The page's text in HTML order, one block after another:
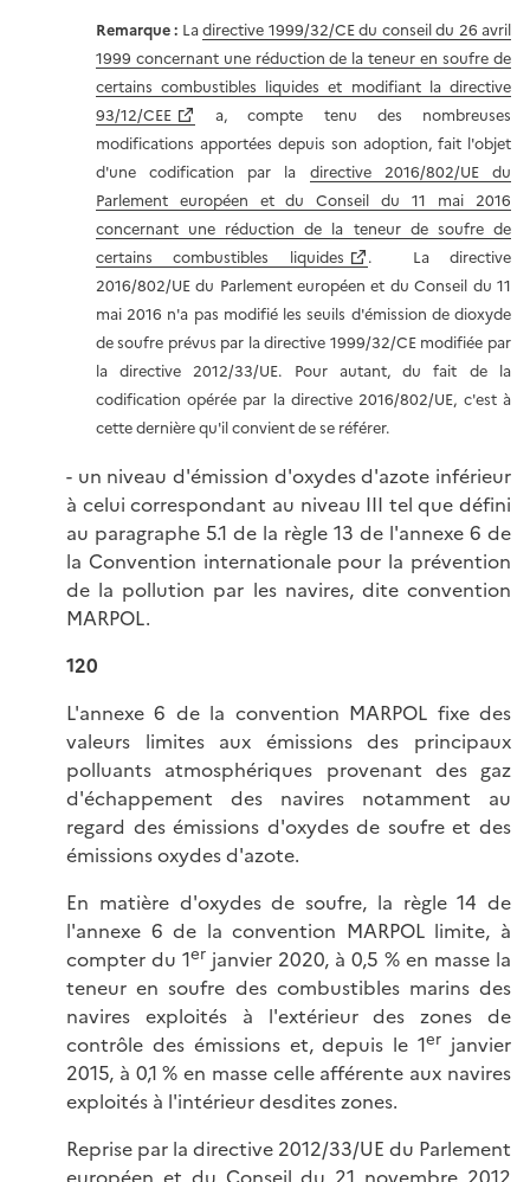
Remarque : Ladirective 1999/32/CE du conseil du 26 avril
1999 concernant une réduction de la teneur en soufre de
certains combustibles liquides et modifiant la directive
93/12/CEE
a, compte tenu des nombreuses
modifications apportées depuis son adoption, fait l'objet
d'une codification par la directive 2016/802/UE du
Parlement européen et du Conseil du 11 mai 2016
concernant une réduction de la teneur de soufre de
certains combustibles liquides
. La directive
2016/802/UE du Parlement européen et du Conseil du 11
mai 2016 n'a pas modifié les seuils d'émission de dioxyde
de soufre prévus par la directive 1999/32/CE modifiée par
la directive 2012/33/UE. Pour autant, du fait de la
codification opérée par la directive 2016/802/UE, c'est à
cette dernière qu'il convient de se référer.
- un niveau d'émission d'oxydes d'azote inférieur
à celui correspondant au niveau III tel que défini
au paragraphe 5.1 de la règle 13 de l'annexe 6 de
la Convention internationale pour la prévention
de la pollution par les navires, dite convention
MARPOL.
120
L'annexe 6 de la convention MARPOL fixe des
valeurs limites aux émissions des principaux
polluants atmosphériques provenant des gaz
d'échappement des navires notamment au
regard des émissions d'oxydes de soufre et des
émissions oxydes d'azote.
En matière d'oxydes de soufre, la règle 14 de
l'annexe 6 de la convention MARPOL limite, à
compter du 1er janvier 2020, à 0,5 % en masse la
teneur en soufre des combustibles marins des
navires exploités à l'extérieur des zones de
contrôle des émissions et, depuis le 1er janvier
2015, à 0,1 % en masse celle afférente aux navires
exploités à l'intérieur desdites zones.
Reprise par la directive 2012/33/UE du Parlement